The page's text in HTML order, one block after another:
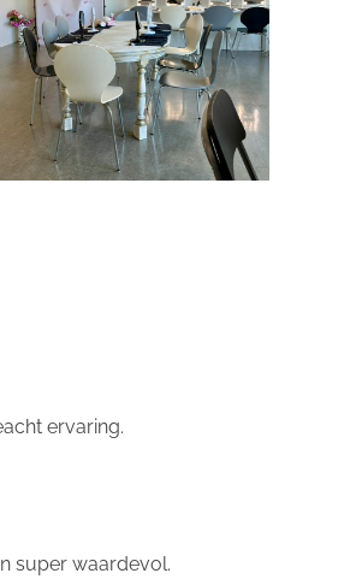
ervaring.
super waardevol.